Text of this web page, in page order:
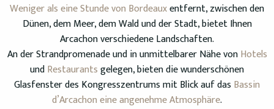
Weniger als eine Stunde von Bordeauxentfernt, zwischen den
Dünen, dem Meer, dem Wald und der Stadt, bietet Ihnen
Arcachon verschiedene Landschaften.
An der Strandpromenade und in unmittelbarer Nähe vonHotels
undRestaurantsgelegen, bieten die wunderschönen
Glasfenster des Kongresszentrums mit Blick auf das Bassin
d’Arcachon eine angenehme Atmosphäre.